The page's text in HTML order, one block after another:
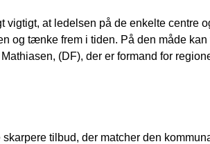
vigtigt, at ledelsen på de enkelte centre
og tænke frem i tiden. På den måde
(DF), der er formand for
tilbud, der matcher den